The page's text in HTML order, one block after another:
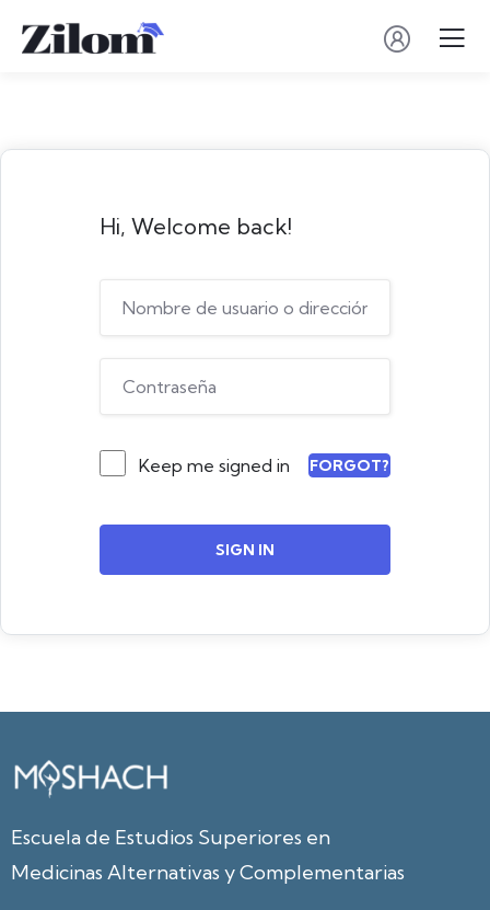
Hi, Welcome back!
Keep me signed in FORGOT?
SIGN IN
Escuela de Estudios Superiores en
Medicinas Alternativas y Complementarias